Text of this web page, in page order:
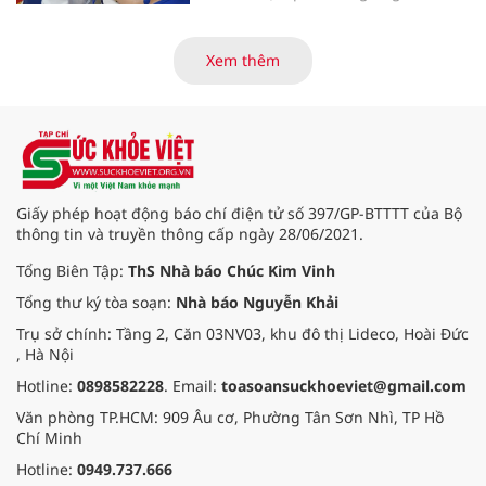
là những nội dung trọng tâm được
báo cáo tại Hội thảo khoa học cập
Xem thêm
Giấy phép hoạt động báo chí điện tử số 397/GP-BTTTT của Bộ
thông tin và truyền thông cấp ngày 28/06/2021.
Tổng Biên Tập: ThS Nhà báo Chúc Kim Vinh
Tổng thư ký tòa soạn: Nhà báo Nguyễn Khải
Trụ sở chính: Tầng 2, Căn 03NV03, khu đô thị Lideco, Hoài Đức
, Hà Nội
Hotline: 0898582228. Email: toasoansuckhoeviet@gmail.com
Văn phòng TP.HCM: 909 Âu cơ, Phường Tân Sơn Nhì, TP Hồ
Chí Minh
Hotline: 0949.737.666